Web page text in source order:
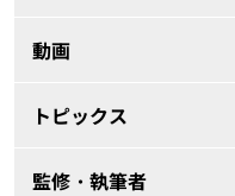
動画
トピックス
監修・執筆者